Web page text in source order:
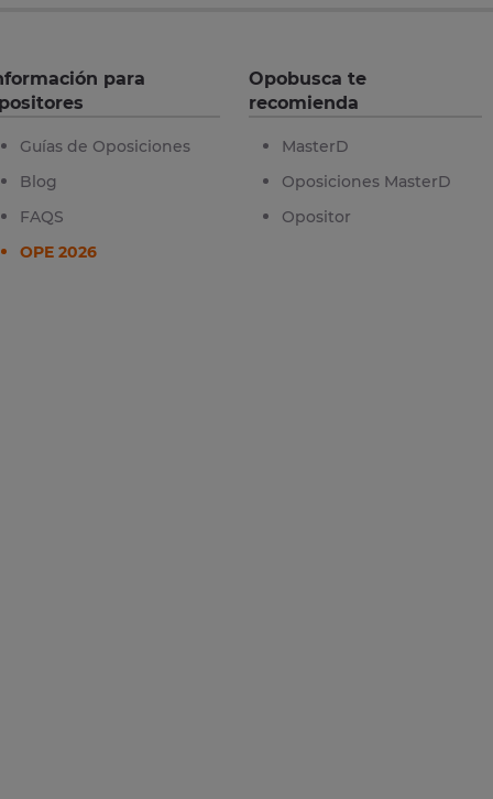
para
Guías de Oposiciones
Blog
FAQS
OPE 2026
Opobusca te
recomienda
MasterD
Oposiciones MasterD
Opositor